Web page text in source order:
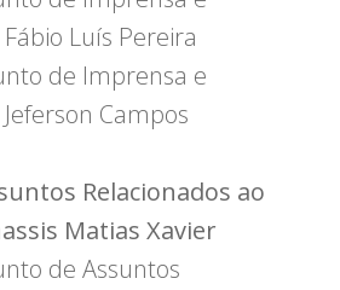
Luís Pereira
de Imprensa e
Campos
Relacionados ao
Matias Xavier
de Assuntos